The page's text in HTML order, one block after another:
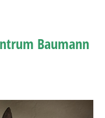
Baumann